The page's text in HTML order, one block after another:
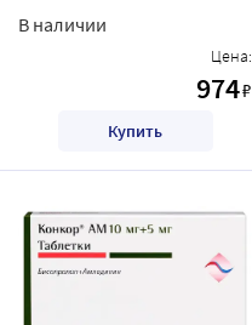
В наличии
Цена:
974₽
Купить